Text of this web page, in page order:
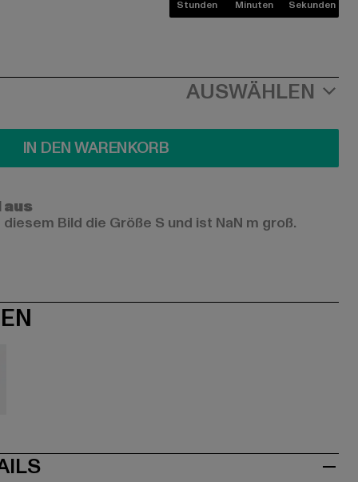
Stunden Minuten Sekunden
AUSWÄHLEN
IN DEN WARENKORB
Bild die Größe S und ist NaN m groß.